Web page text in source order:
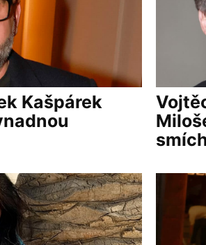
Kašpárek